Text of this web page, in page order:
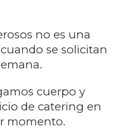
no es una
se solicitan
cuerpo y
de catering en
momento.